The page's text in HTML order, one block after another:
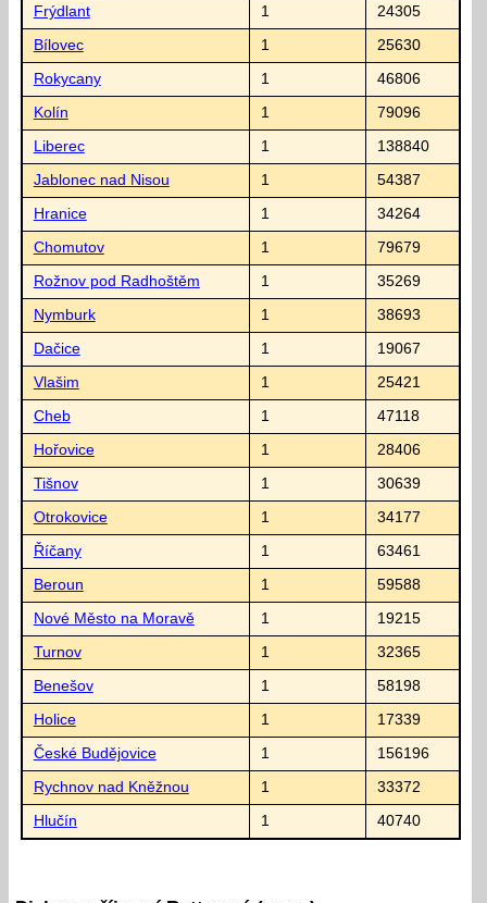
Frýdlant 1 24305
Bílovec 1 25630
Rokycany 1 46806
Kolín 1 79096
Liberec 1 138840
Jablonec nad Nisou 1 54387
Hranice 1 34264
Chomutov 1 79679
Rožnov pod Radhoštěm 1 35269
Nymburk 1 38693
Dačice 1 19067
Vlašim 1 25421
Cheb 1 47118
Hořovice 1 28406
Tišnov 1 30639
Otrokovice 1 34177
Říčany 1 63461
Beroun 1 59588
Nové Město na Moravě 1 19215
Turnov 1 32365
Benešov 1 58198
Holice 1 17339
České Budějovice 1 156196
Rychnov nad Kněžnou 1 33372
Hlučín 1 40740